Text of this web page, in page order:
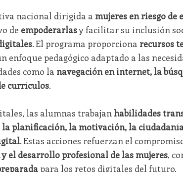
nacional dirigida a mujeres en riesgo de
de empoderarlasy facilitar su inclusión
. El programa proporciona recursos
enfoque pedagógico adaptado a las
como la navegación en internet, la
currículos.
las alumnas trabajan habilidades
la planificación, la motivación, la
. Estas acciones refuerzan el
el desarrollo profesional de las mujeres,
para los retos digitales del futuro.